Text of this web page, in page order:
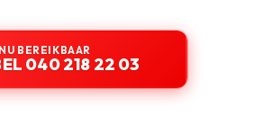
NU BEREIKBAAR
040 218 22 03